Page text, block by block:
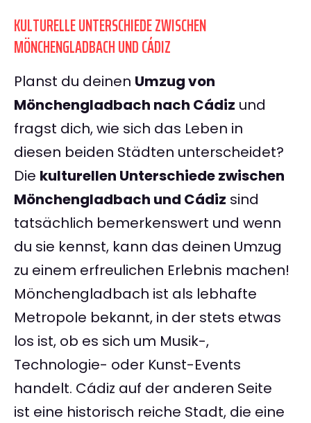
KULTURELLE UNTERSCHIEDE ZWISCHEN
MÖNCHENGLADBACH UND CÁDIZ
Planst du deinen Umzug von
Mönchengladbach nach Cádiz und
fragst dich, wie sich das Leben in
diesen beiden Städten unterscheidet?
Die kulturellen Unterschiede zwischen
Mönchengladbach und Cádiz sind
tatsächlich bemerkenswert und wenn
du sie kennst, kann das deinen Umzug
zu einem erfreulichen Erlebnis machen!
Mönchengladbach ist als lebhafte
Metropole bekannt, in der stets etwas
los ist, ob es sich um Musik-,
Technologie- oder Kunst-Events
handelt. Cádiz auf der anderen Seite
ist eine historisch reiche Stadt, die eine